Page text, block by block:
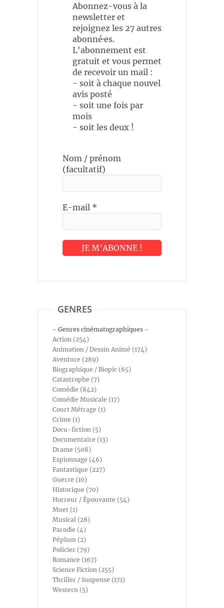
Abonnez-vous à la
newsletter et
rejoignez les 27 autres
abonné·es.
L'abonnement est
gratuit et vous permet
de recevoir un mail :
- soit à chaque nouvel
avis posté
- soit une fois par
mois
- soit les deux !
Nom / prénom
(facultatif)
E-mail *
GENRES
- Genres cinématographiques -
Action (254)
Animation / Dessin Animé (174)
Aventure (289)
Biographique / Biopic (65)
Catastrophe (7)
Comédie (842)
Comédie Musicale (17)
Court Métrage (1)
Crime (1)
Docu-fiction (5)
Documentaire (13)
Drame (508)
Espionnage (46)
Fantastique (227)
Guerre (10)
Historique (70)
Horreur / Épouvante (54)
Muet (1)
Musical (28)
Parodie (4)
Péplum (2)
Policier (79)
Romance (167)
Science Fiction (255)
Thriller / Suspense (171)
Western (5)